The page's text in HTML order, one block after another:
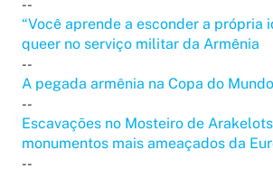
--
“Você aprende a esconder a própria
queer no serviço militar da Armênia
--
A pegada armênia na Copa do
--
Escavações no Mosteiro de
monumentos mais ameaçados da
--